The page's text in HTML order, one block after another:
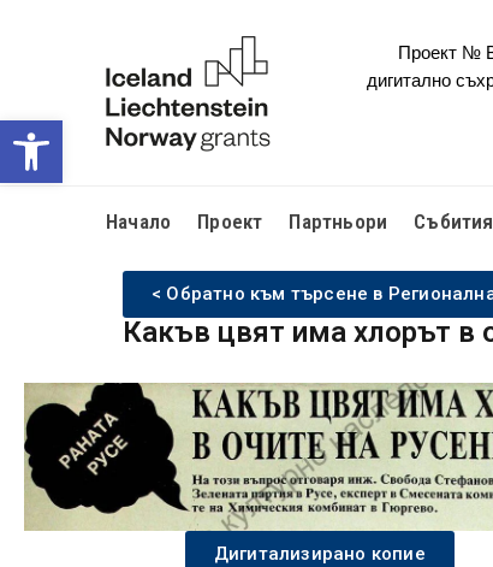
Open toolbar
Проект №
дигитално
Начало Проект Партньори Събития
< Обратно към търсене в
Какъв цвят има хлорът в
Дигитализирано копие